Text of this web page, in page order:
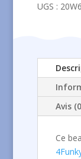
UGS :
Avis
Ce